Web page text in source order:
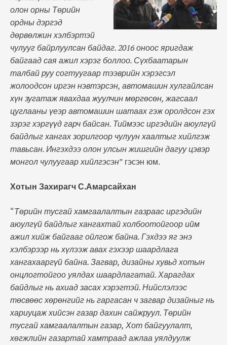
олон орны Төрийн
ордны дэргэд
дөрвөлжин хэлбэртэй
чулууг байрлуулсан байдаг. 2016 оноос яригдаж
байгаад сая ажил хэрэг боллоо. Сүхбаатарын
талбай руу согтуугаар тээврийн хэрэгсэл
жолоодсон иргэн нэвтэрсэн, автомашин хулгайлсан
хүн зугатаж явахдаа жуулчин мөргөсөн, жагсаал
цуглааны үеэр автомашин шатаах гэж оролдсон гэх
зэрэг хэргүүд гарч байсан. Тиймээс иргэдийн аюулгүй
байдлыг хангах зорилгоор чулуун хаалтыг хийлгэж
тавьсан. Ингэхдээ олон улсын жишгийн дагуу цэвэр
монгол чулуугаар хийлгэсэн” гэсэн юм.
Хотын Захирагч С.Амарсайхан
“Төрийн тусгай хамгаалалтын газраас иргэдийн
аюулгүй байдлыг хангахтай холбоотойгоор ийм
ажил хийж байгааг ойлгож байна. Гэхдээ яг энэ
хэлбэрээр нь хүлээж авах гэхээр шаардлага
хангахааргүй байна. Загвар, дизайны хувьд хотын
онцлогтойгоо уялдах шаардлагатай. Харагдах
байдлыг нь ахиад засах хэрэгтэй. Нийслэлээс
төсвөөс хөрөнгийг нь гаргасан ч загвар дизайныг нь
хариуцаж хийсэн газар дахин сайжруул. Төрийн
тусгай хамгаалалтын газар, Хот байгуулалт,
хөгжлийн газартай хамтраад ажлаа уялдуулж